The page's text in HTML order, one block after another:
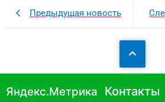
Предыдущая новость
Яндекс.Метрика Контакты